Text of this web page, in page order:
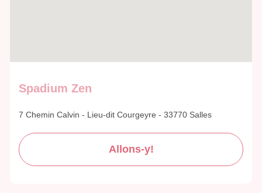
Spadium Zen
7 Chemin Calvin - Lieu-dit Courgeyre - 33770 Salles
Allons-y!